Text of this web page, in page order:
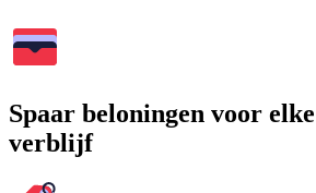
Spaar beloningen voor
verblijf